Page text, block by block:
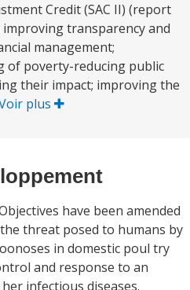
Credit (SAC II) (report
improving transparency and
management;
of poverty-reducing public
their impact; improving the
plus
have been amended
threat posed to humans by
in domestic poul try
and response to an
infectious diseases.